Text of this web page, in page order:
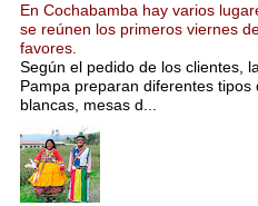
En Cochabamba hay varios
se reúnen los primeros viernes
favores.
Según el pedido de los clientes,
Pampa preparan diferentes tipos
blancas, mesas d...